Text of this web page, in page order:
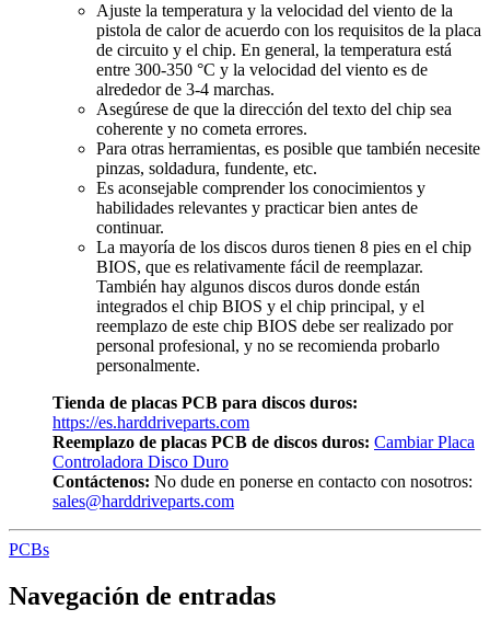
Ajuste la temperatura y la velocidad del viento de la
pistola de calor de acuerdo con los requisitos de la placa
de circuito y el chip. En general, la temperatura está
entre 300-350 °C y la velocidad del viento es de
alrededor de 3-4 marchas.
Asegúrese de que la dirección del texto del chip sea
coherente y no cometa errores.
Para otras herramientas, es posible que también necesite
pinzas, soldadura, fundente, etc.
Es aconsejable comprender los conocimientos y
habilidades relevantes y practicar bien antes de
continuar.
La mayoría de los discos duros tienen 8 pies en el chip
BIOS, que es relativamente fácil de reemplazar.
También hay algunos discos duros donde están
integrados el chip BIOS y el chip principal, y el
reemplazo de este chip BIOS debe ser realizado por
personal profesional, y no se recomienda probarlo
personalmente.
Tienda de placas PCB para discos duros:
https://es.harddriveparts.com
Reemplazo de placas PCB de discos duros: Cambiar Placa
Controladora Disco Duro
Contáctenos: No dude en ponerse en contacto con nosotros:
sales@harddriveparts.com
PCBs
Navegación de entradas